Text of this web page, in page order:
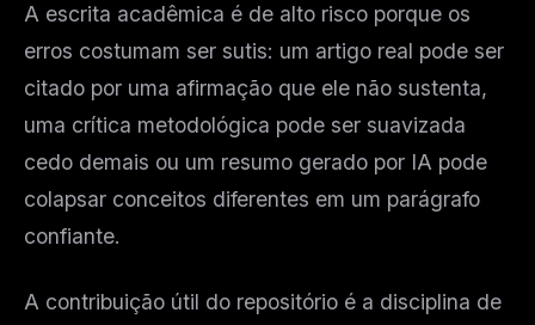
A escrita acadêmica é de alto risco porque os
erros costumam ser sutis: um artigo real pode ser
citado por uma afirmação que ele não sustenta,
uma crítica metodológica pode ser suavizada
cedo demais ou um resumo gerado por IA pode
colapsar conceitos diferentes em um parágrafo
confiante.
A contribuição útil do repositório é a disciplina de